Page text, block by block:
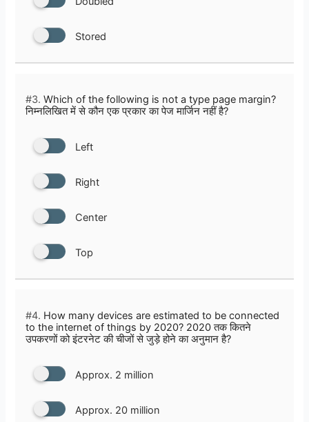
Stored
#3. Which of the following is not a type page margin?
निम्नलिखित में से कौन एक प्रकार का पेज मार्जिन नहीं है?
Left
Right
Center
Top
#4. How many devices are estimated to be connected
to the internet of things by 2020? 2020 तक कितने
उपकरणों को इंटरनेट की चीजों से जुड़े होने का अनुमान है?
Approx. 2 million
Approx. 20 million